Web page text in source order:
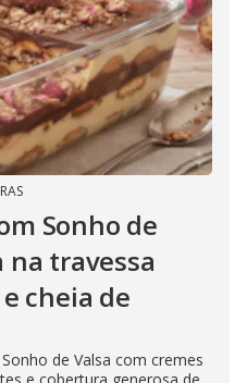
Sonho de
na travessa
cheia de
de Valsa com cremes